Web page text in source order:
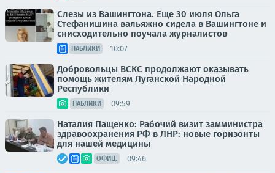
Слезы из Вашингтона. Еще 30 июля Ольга
Стефанишина вальяжно сидела в Вашингтоне и
снисходительно поучала журналистов
ПАБЛИКИ 10:07
Добровольцы ВСКС продолжают оказывать
помощь жителям Луганской Народной
Республики
ПАБЛИКИ 09:59
Наталия Пащенко: Рабочий визит замминистра
здравоохранения РФ в ЛНР: новые горизонты
для нашей медицины
ОФИЦ. 09:46